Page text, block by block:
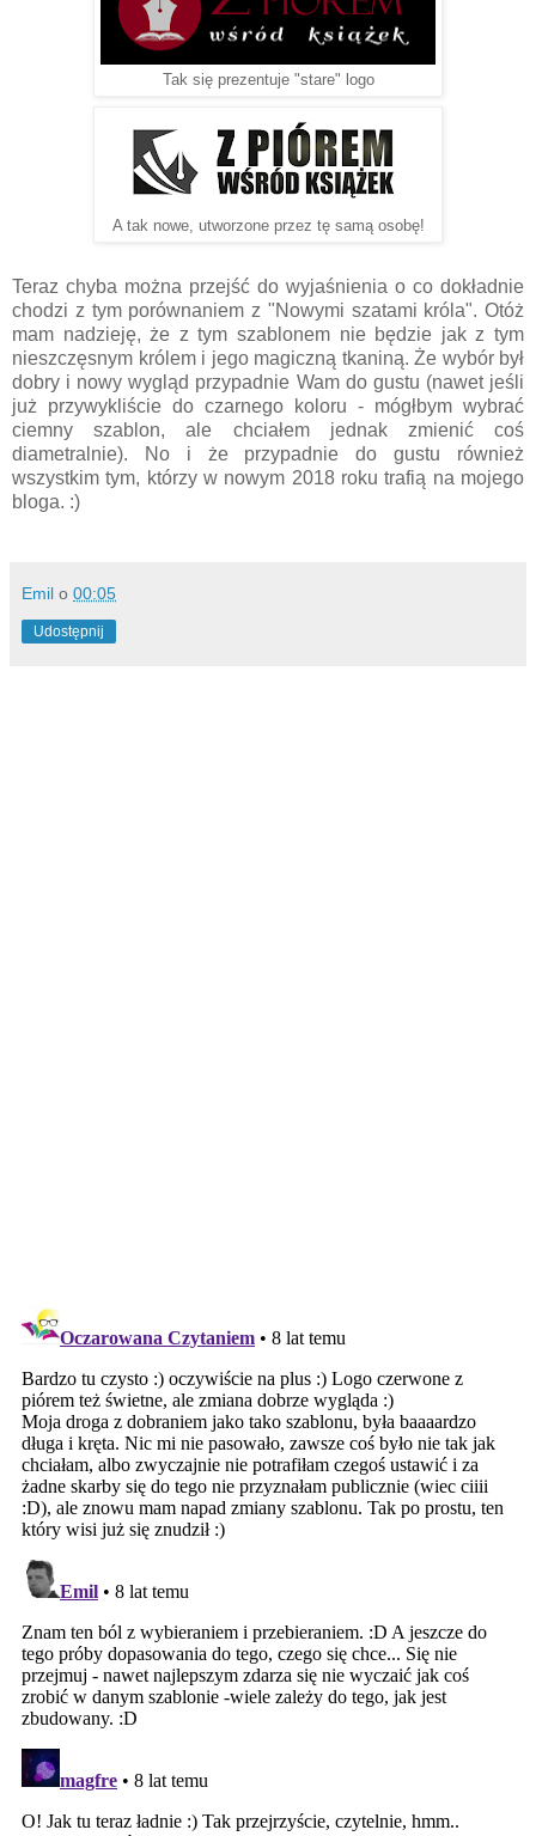
Tak się prezentuje "stare" logo
A tak nowe, utworzone przez tę samą osobę!
Teraz chyba można przejść do wyjaśnienia o co dokładnie
chodzi z tym porównaniem z "Nowymi szatami króla". Otóż
mam nadzieję, że z tym szablonem nie będzie jak z tym
nieszczęsnym królem i jego magiczną tkaniną. Że wybór był
dobry i nowy wygląd przypadnie Wam do gustu (nawet jeśli
już przywykliście do czarnego koloru - mógłbym wybrać
ciemny szablon, ale chciałem jednak zmienić coś
diametralnie). No i że przypadnie do gustu również
wszystkim tym, którzy w nowym 2018 roku trafią na mojego
bloga. :)
Emil o 00:05
Udostępnij